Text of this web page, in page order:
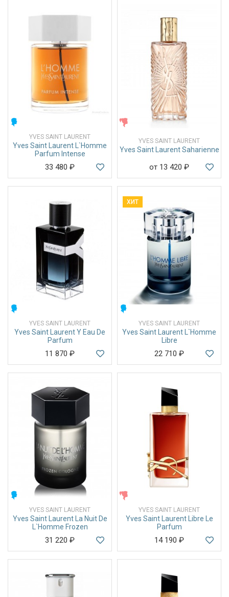
YVES SAINT LAURENT
Yves Saint Laurent L`Homme
Parfum Intense
33 480 ₽
ЖЕНСКИЕ
YVES SAINT LAURENT
Yves Saint Laurent Saharienne
от 13 420 ₽
YVES SAINT LAURENT
Yves Saint Laurent Y Eau De
Parfum
11 870 ₽
ХИТ
YVES SAINT LAURENT
Yves Saint Laurent L`Homme
Libre
22 710 ₽
МУЖСКИЕ
YVES SAINT LAURENT
Yves Saint Laurent La Nuit De
L`Homme Frozen
31 220 ₽
YVES SAINT LAURENT
Yves Saint Laurent Libre Le
Parfum
14 190 ₽